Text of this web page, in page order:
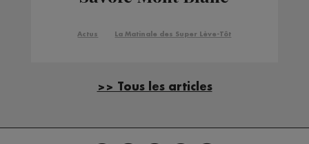
Actus La Matinale des Super Lève-Tôt
>> Tous les articles